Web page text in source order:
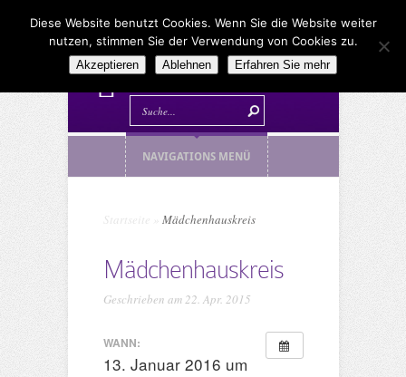
NAVIGATIONS MENÜ
Startseite Mädchenhauskreis
Mädchenhauskreis
Geschrieben am 22. Apr. 2015
WANN:
13. Januar 2016 um
Diese Website benutzt Cookies. Wenn Sie die Website weiter
nutzen, stimmen Sie der Verwendung von Cookies zu.
Akzeptieren Ablehnen Erfahren Sie mehr